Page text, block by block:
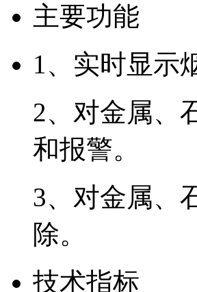
主要功能
1、实时显示
2、对金属、
和报警。
3、对金属、
除。
技术指标